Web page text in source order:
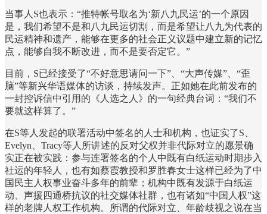
当事人S也表示：“推特帐号取名为‘新八九民运’的一个原因
是，我们希望不是和八九民运切割，而是希望让八九为代表的
民运精神和遗产，能够在更多的社会正义议题中建立新的记忆
点，能够自我不断改进，而不是要否定它。”
目前，S已经接受了“不好意思请问一下”、“大声传媒”、“歪
脑”等新兴华语媒体的访谈，持续发声。正如她在此前发布的
一封控诉信中引用的《人选之人》的一句经典台词：“我们不
要就这样算了。”
在S等人发起的联署活动中签名的人士和机构，也证实了S、
Evelyn、Tracy等人所讲述的反对父权并非代际对立的愿景确
实正在被实践：参与连署签名的个人中既有白纸运动时期步入
社运的年轻人，也有如蔡霞教授和罗胜春女士这样已经为了中
国民主人权事业奋斗多年的前辈；机构中既有发源于白纸运
动、声援四通桥抗议的社交媒体社群，也有诸如“中国人权”这
样的老牌人权工作机构。所谓的代际对立、年龄歧视之说在当